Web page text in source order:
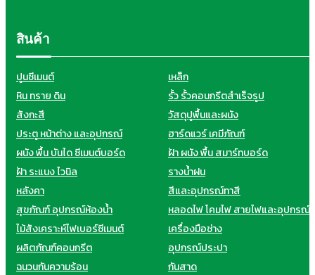
สินค้า
ปูนซีเมนต์
เหล็ก
หิน ทราย ดิน
รั้ว รั้วคอนกรีตสำเร็จรูป
สังกะสี
วัสดุปูพื้นและผนัง
ประตู หน้าต่าง และอุปกรณ์
ฮาร์ดแวร์ เคมีภัณฑ์
ผนัง พื้น บันได ซีเมนต์บอร์ด
ฝ้า ผนัง พื้น สมาร์ทบอร์ด
ฝ้า ระแนง ไวนิล
รางน้ำฝน
หลังคา
สีและอุปกรณ์ทาสี
สุขภัณฑ์ อุปกรณ์ห้องน้ำ
หลอดไฟ โคมไฟ สายไฟและอุปกรณ์
ไม้สังเคราะห์ไฟเบอร์ซีเมนต์
เครื่องมือช่าง
ผลิตภัณฑ์คอนกรีต
อุปกรณ์ประปา
ฉนวนกันความร้อน
กันสาด